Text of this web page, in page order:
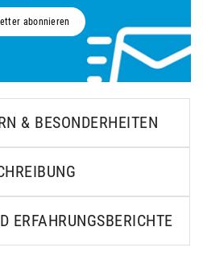
abonnieren
& BESONDERHEITEN
ERFAHRUNGSBERICHTE